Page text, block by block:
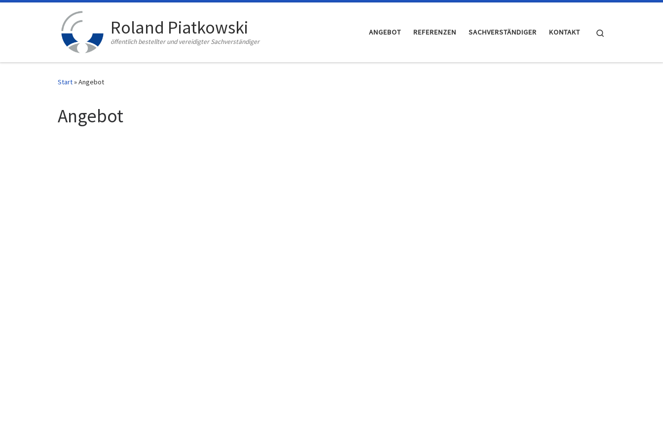
Zum Inhalt springen
Roland Piatkowski
öffentlich bestellter und vereidigter Sachverständiger
ANGEBOT REFERENZEN SACHVERSTÄNDIGER KONTAKT
Start»Angebot
Angebot